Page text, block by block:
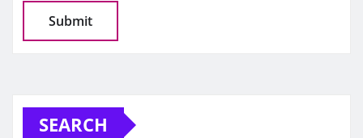
SEARCH